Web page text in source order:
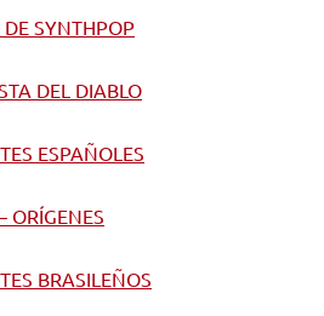
SYNTHPOP
DEL DIABLO
ESPAÑOLES
ORÍGENES
BRASILEÑOS